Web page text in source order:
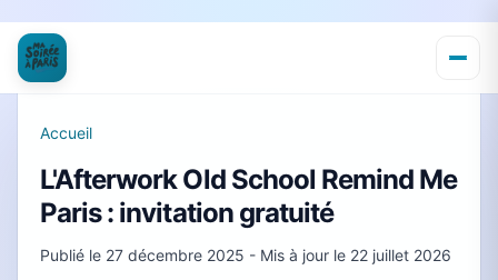
Accueil
L'Afterwork Old School Remind Me
Paris : invitation gratuité
Publié le 27 décembre 2025 - Mis à jour le 22 juillet 2026